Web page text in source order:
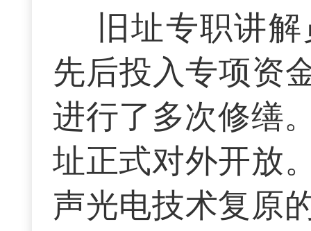
旧址专职讲
先后投入专项资
进行了多次修缮
址正式对外开放
声光电技术复原